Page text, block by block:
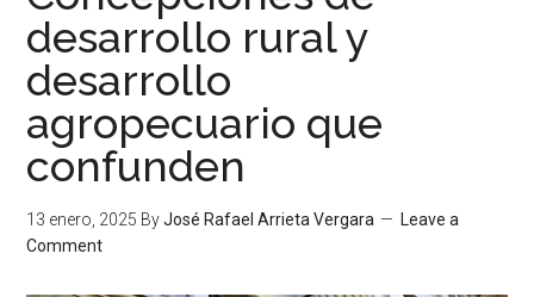
desarrollo rural y
desarrollo
agropecuario que
confunden
13 enero, 2025 ByJosé Rafael Arrieta Vergara
Leave a
Comment